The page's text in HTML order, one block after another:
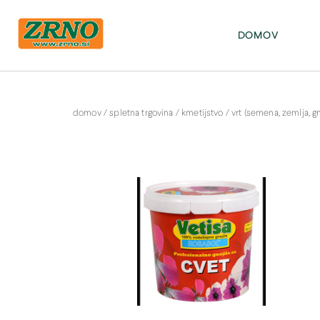
stran Zrno
DOMOV
domov /spletna trgovina / kmetijstvo /vrt (semena, zemlja,